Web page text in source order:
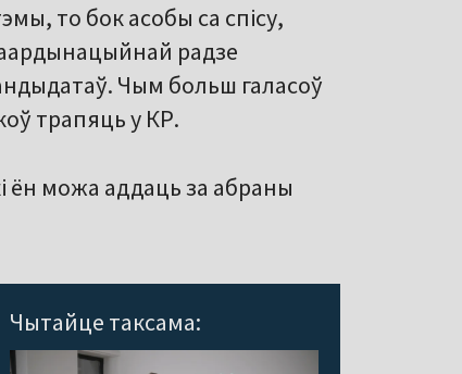
то бок асобы са спісу,
радзе
Чым больш галасоў
трапяць у КР.
ён можа аддаць за абраны
Чытайце таксама: